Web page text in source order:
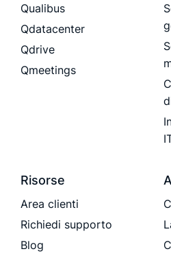
Qualibus
Qdatacenter
Qdrive
Qmeetings
Risorse
Area clienti
Richiedi supporto
Blog